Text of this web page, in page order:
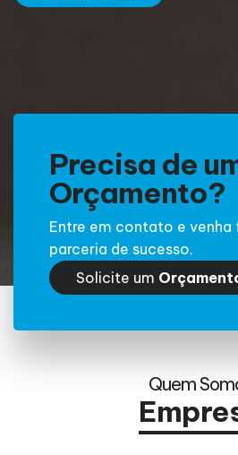
Precisa de
Orçamento?
Entre em contato e venha
parceria de sucesso.
Solicite um
Quem